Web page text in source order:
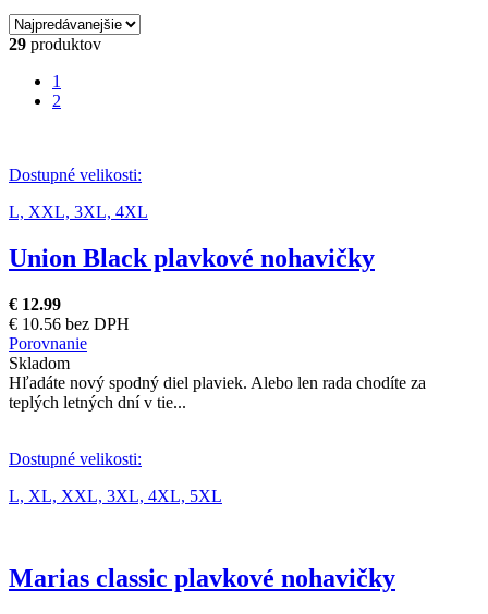
29 produktov
1
2
Dostupné velikosti:
L, XXL, 3XL, 4XL
Union Black plavkové nohavičky
€ 12.99
€ 10.56 bez DPH
Porovnanie
Skladom
Hľadáte nový spodný diel plaviek. Alebo len rada chodíte za
teplých letných dní v tie...
Dostupné velikosti:
L, XL, XXL, 3XL, 4XL, 5XL
Marias classic plavkové nohavičky